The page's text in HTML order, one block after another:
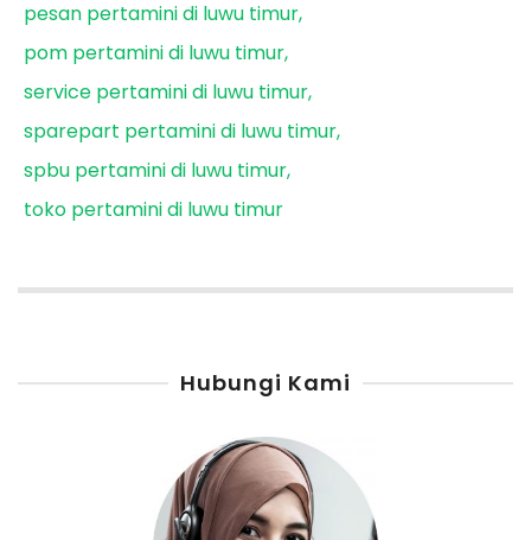
pesan pertamini di luwu timur
pom pertamini di luwu timur
service pertamini di luwu timur
sparepart pertamini di luwu timur
spbu pertamini di luwu timur
toko pertamini di luwu timur
Hubungi Kami